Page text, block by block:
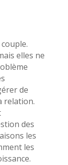
elles ne
de
relation.
des
les
les